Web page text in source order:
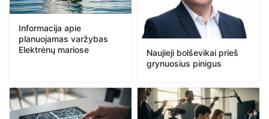
Informacija apie
planuojamas varžybas
Elektrėnų mariose
Naujieji bolševikai prieš
grynuosius pinigus